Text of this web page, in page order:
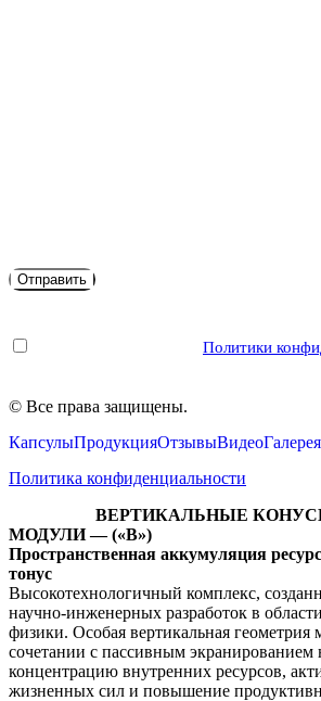
Политики
© Все права защищены.
КапсулыПродукцияОтзывыВидеоГалерея
Политика конфиденциальности
ВЕРТИКАЛЬНЫЕ
МОДУЛИ — («В»)
Пространственная аккумуляция
тонус
Высокотехнологичный комплекс,
научно-инженерных разработок в
физики. Особая вертикальная геометрия
сочетании с пассивным экранированием
концентрацию внутренних ресурсов,
жизненных сил и повышение